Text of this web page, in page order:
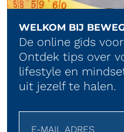
WELKOM BIJ
De online gids
Ontdek tips over
lifestyle en
uit jezelf te halen.